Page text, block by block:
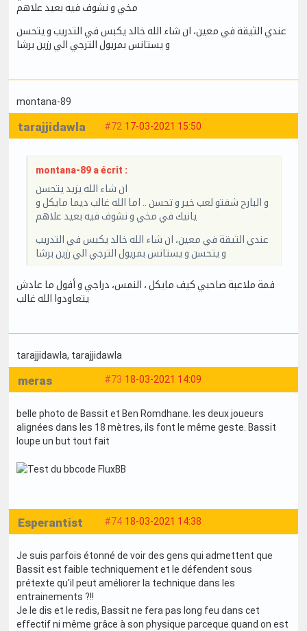
مخي و نشوف فيه بعيد علاهم
عندي الثيقة في معين، ان شاء الله خالد يكبس في التدريب و يتحسن
و يستانس بمريول الترجي الي رزين برشا
montana-89
#72 17-03-2021 15:50
tarajjidawla
montana-89 a écrit :
ان شاء الله يزيد يتحسن
و البارح شفتو لعب خير و تحسن .. اما الله غالب ديما مايكل و
يانيك في مخي و نشوف فيه بعيد علاهم
عندي الثيقة في معين، ان شاء الله خالد يكبس في التدريب
و يتحسن و يستانس بمريول الترجي الي رزين برشا
فمة ملاعبة صاحبي كيف مايكل ، النمس، دراجي و أفول ما عادش
يتعاودوا الله غالب
tarajjidawla, tarajjidawla
#73 18-03-2021 14:09
meras
belle photo de Bassit et Ben Romdhane. les deux joueurs
alignées dans les 18 mètres, ils font le même geste. Bassit
loupe un but tout fait
#74 18-03-2021 14:38
Esperantist
Je suis parfois étonné de voir des gens qui admettent que
Bassit est faible techniquement et le défendent sous
prétexte qu'il peut améliorer la technique dans les
entrainements ?!!
Je le dis et le redis, Bassit ne fera pas long feu dans cet
effectif ni même grâce à son physique parceque quand on est